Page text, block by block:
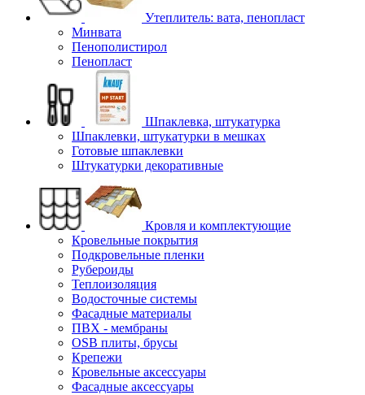
Утеплитель: вата, пенопласт
Минвата
Пенополистирол
Пенопласт
Шпаклевка, штукатурка
Шпаклевки, штукатурки в мешках
Готовые шпаклевки
Штукатурки декоративные
Кровля и комплектующие
Кровельные покрытия
Подкровельные пленки
Рубероиды
Теплоизоляция
Водосточные системы
Фасадные материалы
ПВХ - мембраны
OSB плиты, брусы
Крепежи
Кровельные аксессуары
Фасадные аксессуары